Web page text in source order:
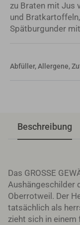
zu Braten mit Jus
und
Spätburgunder
Abfüller, Allergene,
Beschreibung
Das GROSSE
Aushängeschilder
Oberrotweil. Der
tatsächlich als
zieht sich in einem